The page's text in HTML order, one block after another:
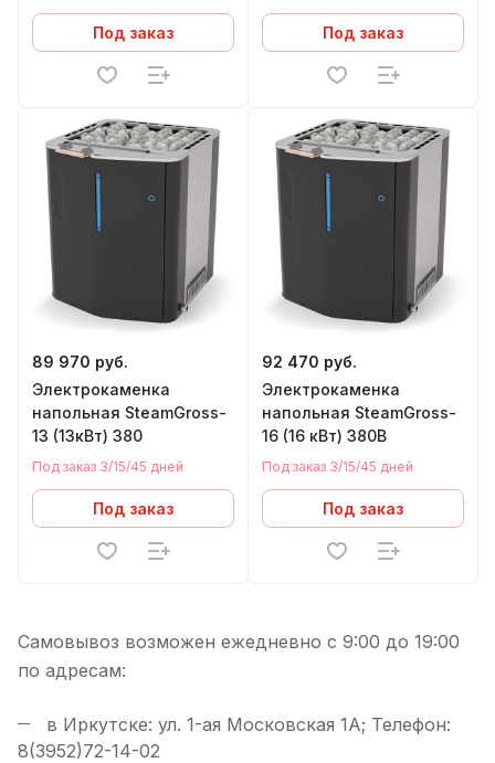
Под заказ Под заказ
89 970 руб.
Электрокаменка
напольная SteamGross-
13 (13кВт) 380
Под заказ 3/15/45 дней
Под заказ
92 470 руб.
Электрокаменка
напольная SteamGross-
16 (16 кВт) 380В
Под заказ 3/15/45 дней
Под заказ
Самовывоз возможен ежедневно с 9:00 до 19:00
по адресам:
в Иркутске: ул. 1-ая Московская 1А; Телефон:
8(3952)72-14-02